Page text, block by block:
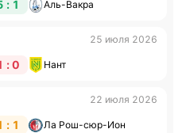
: 1 Аль-Вакра
25 июля 2026
: 0 Нант
22 июля 2026
: 1 Ла Рош-сюр-Ион